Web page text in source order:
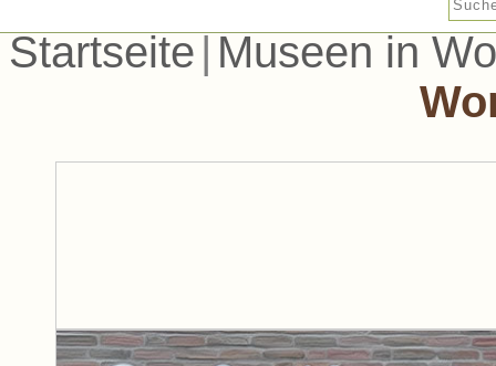
Startseite | Museen in